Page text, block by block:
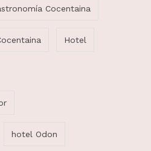
Cocentaina
Hotel
hotel Odon